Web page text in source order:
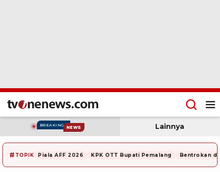
BREAKING NEWS Lainnya
# TOPIK Piala AFF 2026 KPK OTT Bupati Pemalang Bentrokan di